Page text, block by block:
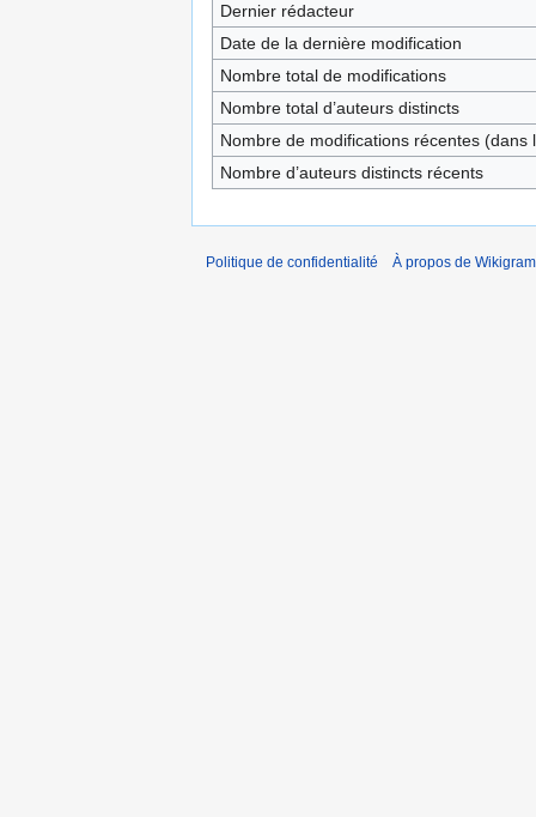
Dernier rédacteur
Date de la dernière modification
Nombre total de modifications
Nombre total d’auteurs distincts
Nombre de modifications récentes (dans
Nombre d’auteurs distincts récents
Politique de confidentialité À propos de Wikigram